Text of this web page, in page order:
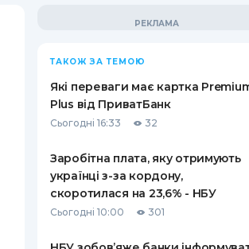
ТАКОЖ ЗА ТЕМОЮ
Які переваги має картка
Plus від ПриватБанк
Сьогодні 16:33 32
Заробітна плата, яку отримують
українці з-за кордону,
скоротилася на 23,6% - НБУ
Сьогодні 10:00 301